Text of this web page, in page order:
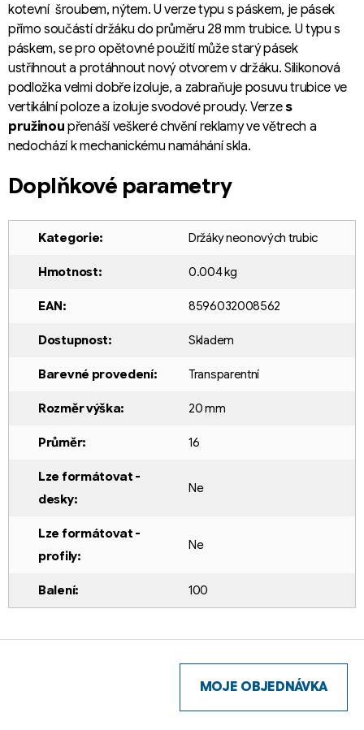
kotevní šroubem, nýtem. U verze typu s páskem, je pásek
přímo součástí držáku do průměru 28 mm trubice. U typu s
páskem, se pro opětovné použití může starý pásek
ustřihnout a protáhnout nový otvorem v držáku. Silikonová
podložka velmi dobře izoluje, a zabraňuje posuvu trubice ve
vertikální poloze a izoluje svodové proudy. Verzes
pružinou přenáší veškeré chvění reklamy ve větrech a
nedochází k mechanickému namáhání skla.
Doplňkové parametry
Kategorie: Držáky neonových trubic
Hmotnost: 0.004 kg
EAN: 8596032008562
Dostupnost: Skladem
Barevné provedení: Transparentní
Rozměr výška: 20 mm
Průměr: 16
Lze formátovat -
desky:
Ne
Lze formátovat -
profily:
Ne
Balení: 100
MOJE OBJEDNÁVKA